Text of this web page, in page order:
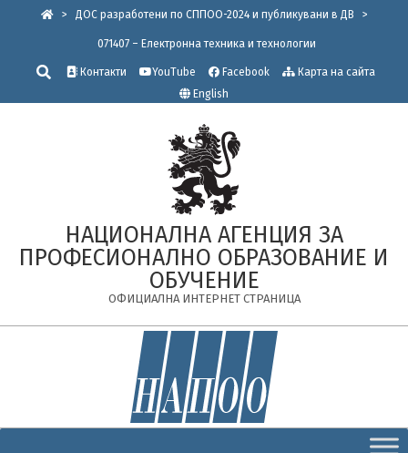
> ДОС разработени по СППОО-2024 и публикувани в ДВ >
071407 – Електронна техника и технологии
Търсене
Контакти YouTube Facebook
Карта на сайта
English
НАЦИОНАЛНА АГЕНЦИЯ ЗА
ПРОФЕСИОНАЛНО ОБРАЗОВАНИЕ И
ОБУЧЕНИЕ
ОФИЦИАЛНА ИНТЕРНЕТ СТРАНИЦА